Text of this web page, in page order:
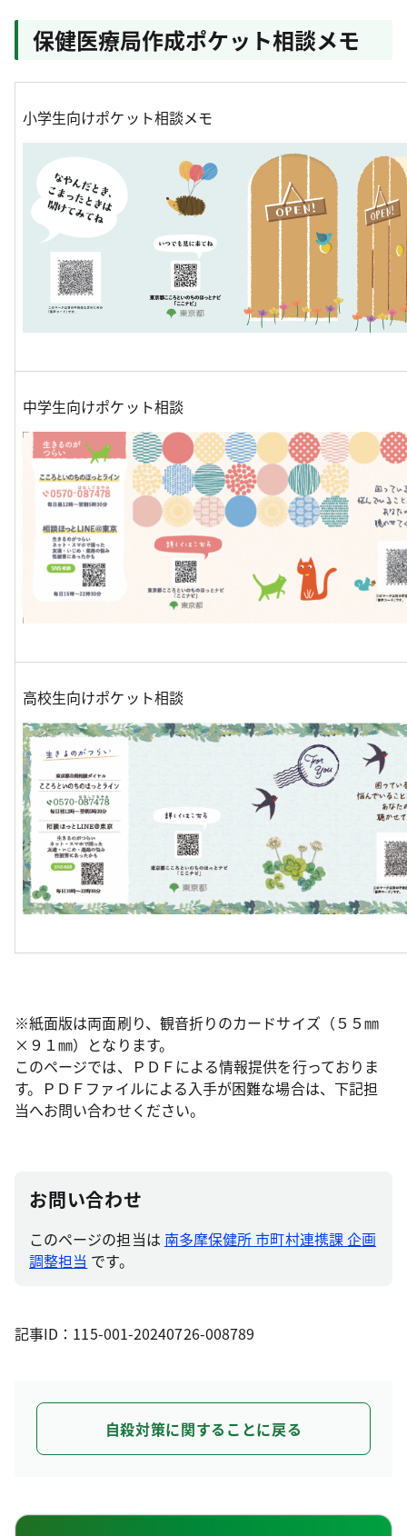
保健医療局作成ポケット相談メモ
小学生向けポケット相談メモ
中学生向けポケット相談
高校生向けポケット相談
※紙面版は両面刷り、観音折りのカードサイズ（５５㎜
×９１㎜）となります。
このページでは、ＰＤＦによる情報提供を行っておりま
す。ＰＤＦファイルによる入手が困難な場合は、下記担
当へお問い合わせください。
お問い合わせ
このページの担当は 南多摩保健所 市町村連携課 企画
調整担当 です。
記事ID：115-001-20240726-008789
自殺対策に関することに戻る